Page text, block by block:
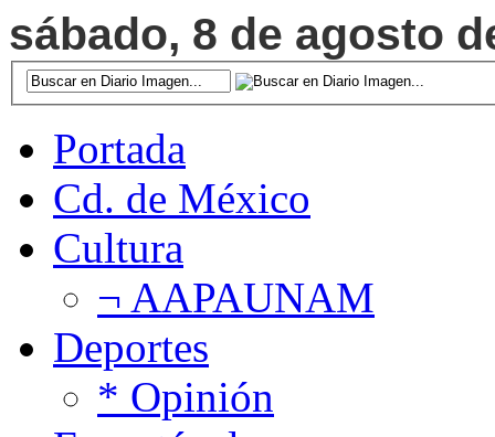
sábado, 8 de agosto
Portada
Cd. de México
Cultura
¬ AAPAUNAM
Deportes
* Opinión